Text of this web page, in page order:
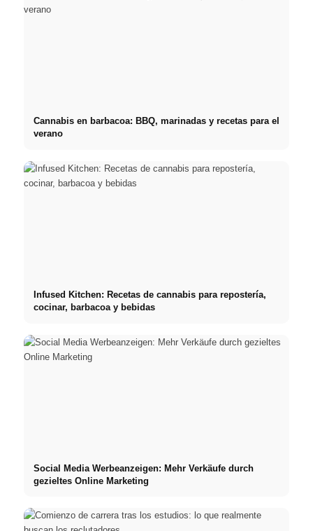
Cannabis en barbacoa: BBQ, marinadas y recetas para el
verano
Infused Kitchen: Recetas de cannabis para repostería,
cocinar, barbacoa y bebidas
Social Media Werbeanzeigen: Mehr Verkäufe durch
gezieltes Online Marketing